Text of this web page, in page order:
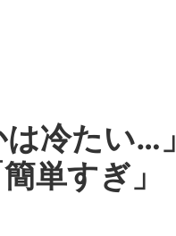
冷たい…」
単すぎ」